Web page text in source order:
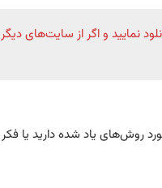
نمایید و اگر از سایت‌های
روش‌های یاد شده دارید یا